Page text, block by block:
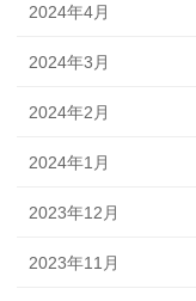
2024年4月
2024年3月
2024年2月
2024年1月
2023年12月
2023年11月